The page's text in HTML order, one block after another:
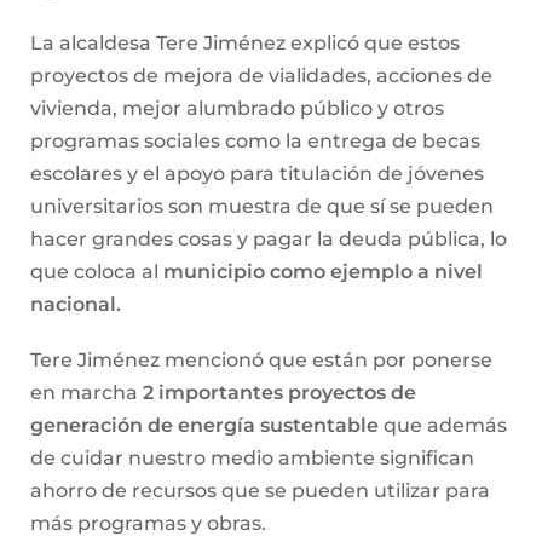
La alcaldesa Tere Jiménez explicó que estos
proyectos de mejora de vialidades, acciones de
vivienda, mejor alumbrado público y otros
programas sociales como la entrega de becas
escolares y el apoyo para titulación de jóvenes
universitarios son muestra de que sí se pueden
hacer grandes cosas y pagar la deuda pública, lo
que coloca al municipio como ejemplo a nivel
nacional.
Tere Jiménez mencionó que están por ponerse
en marcha 2 importantes proyectos de
generación de energía sustentable que además
de cuidar nuestro medio ambiente significan
ahorro de recursos que se pueden utilizar para
más programas y obras.